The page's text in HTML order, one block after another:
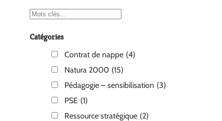
Catégories
Contrat de nappe (4)
Natura 2000 (15)
Pédagogie – sensibilisation (3)
PSE (1)
Ressource stratégique (2)